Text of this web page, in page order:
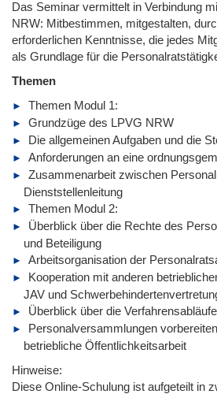
Das Seminar vermittelt in Verbindung
NRW: Mitbestimmen, mitgestalten,
erforderlichen Kenntnisse, die jedes
als Grundlage für die
Themen
Themen Modul 1:
Grundzüge des LPVG NRW
Die allgemeinen Aufgaben und die
Anforderungen an eine
Zusammenarbeit zwischen
Dienststellenleitung
Themen Modul 2:
Überblick über die Rechte des
und Beteiligung
Arbeitsorganisation der
Kooperation mit anderen
JAV und
Überblick über die Verfahrensabläufe
Personalversammlungen
betriebliche Öffentlichkeitsarbeit
Hinweise:
Diese Online-Schulung ist aufgeteilt in